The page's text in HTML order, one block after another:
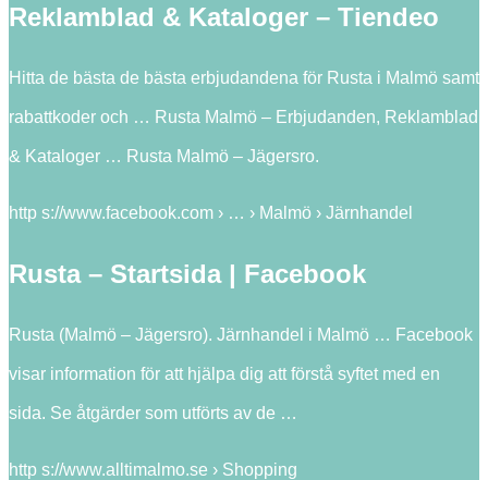
Reklamblad & Kataloger – Tiendeo
Hitta de bästa de bästa erbjudandena för Rusta i Malmö samt
rabattkoder och … Rusta Malmö – Erbjudanden, Reklamblad
& Kataloger … Rusta Malmö – Jägersro.
http s://www.facebook.com › … › Malmö › Järnhandel
Rusta – Startsida | Facebook
Rusta (Malmö – Jägersro). Järnhandel i Malmö … Facebook
visar information för att hjälpa dig att förstå syftet med en
sida. Se åtgärder som utförts av de …
http s://www.alltimalmo.se › Shopping